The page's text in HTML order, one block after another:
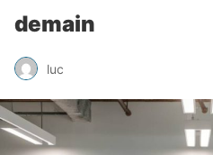
demain
luc